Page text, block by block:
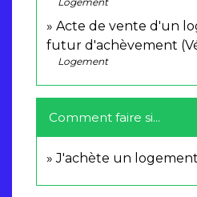
Acte de vente d'un
futur d'achèvement
Logement
Comment faire si...
J'achète un logement